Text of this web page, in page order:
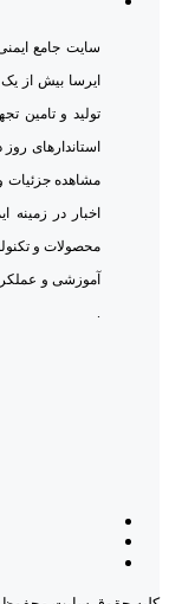
ایرسا بیش از
تولید و تامین
استاندارهای روز
مشاهده جزئیات
اخبار در
محصولات و
آموزشی و
.